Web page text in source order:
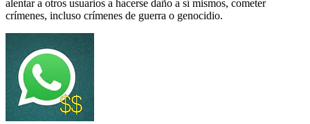
alentar a otros usuarios a hacerse daño a sí mismos, cometer
crímenes, incluso crímenes de guerra o genocidio.